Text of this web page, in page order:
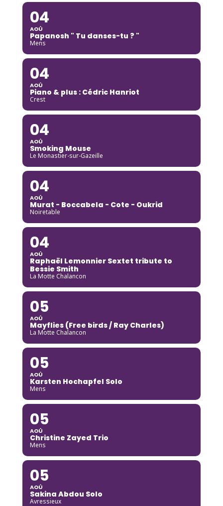
04
AOÛ
Papanosh " Tu danses-tu ? "
Mens
04
AOÛ
Piano & plus : Cédric Hanriot
Crest
04
AOÛ
Smoking Mouse
Le Monastier-sur-Gazeille
04
AOÛ
Murat - Boccabela - Cote - Oukrid
Noiretable
04
AOÛ
Raphaël Lemonnier Sextet tribute to
Bessie Smith
La Motte Chalancon
05
AOÛ
Mayflies (Free birds / Ray Charles)
La Motte Chalancon
05
AOÛ
Karsten Hochapfel Solo
Mens
05
AOÛ
Christine Zayed Trio
Mens
05
AOÛ
Sakina Abdou Solo
Avressieux